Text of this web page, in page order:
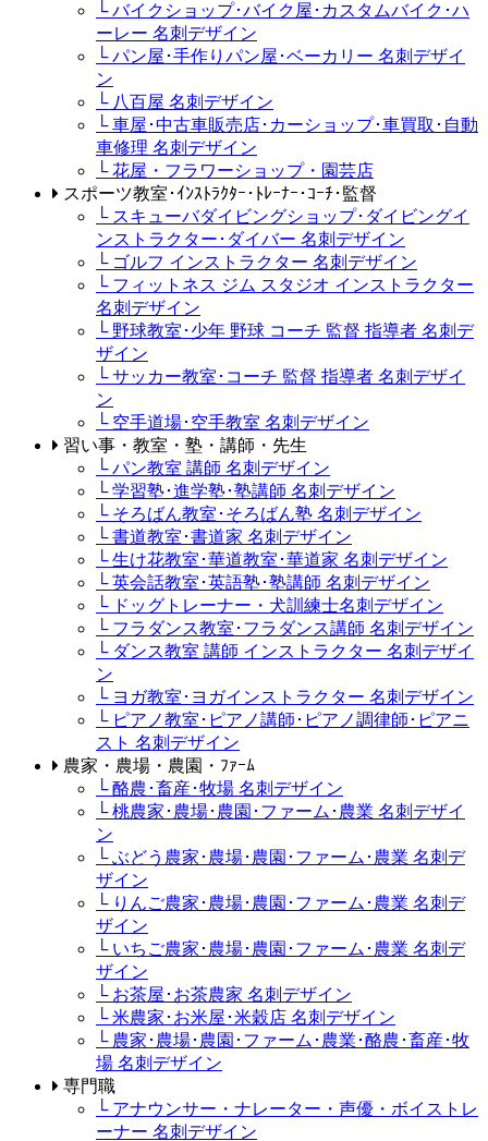
└ バイクショップ･バイク屋･カスタムバイク･ハ
ーレー 名刺デザイン
└ パン屋･手作りパン屋･ベーカリー 名刺デザイ
ン
└ 八百屋 名刺デザイン
└ 車屋･中古車販売店･カーショップ･車買取･自動
車修理 名刺デザイン
└ 花屋・フラワーショップ・園芸店
スポーツ教室･ｲﾝｽﾄﾗｸﾀｰ･ﾄﾚｰﾅｰ･ｺｰﾁ･監督
└ スキューバダイビングショップ･ダイビングイ
ンストラクター･ダイバー 名刺デザイン
└ ゴルフ インストラクター 名刺デザイン
└ フィットネス ジム スタジオ インストラクター
名刺デザイン
└ 野球教室･少年 野球 コーチ 監督 指導者 名刺デ
ザイン
└ サッカー教室･コーチ 監督 指導者 名刺デザイ
ン
└ 空手道場･空手教室 名刺デザイン
習い事・教室・塾・講師・先生
└ パン教室 講師 名刺デザイン
└ 学習塾･進学塾･塾講師 名刺デザイン
└ そろばん教室･そろばん塾 名刺デザイン
└ 書道教室･書道家 名刺デザイン
└ 生け花教室･華道教室･華道家 名刺デザイン
└ 英会話教室･英語塾･塾講師 名刺デザイン
└ ドッグトレーナー・犬訓練士名刺デザイン
└ フラダンス教室･フラダンス講師 名刺デザイン
└ ダンス教室 講師 インストラクター 名刺デザイ
ン
└ ヨガ教室･ヨガインストラクター 名刺デザイン
└ ピアノ教室･ピアノ講師･ピアノ調律師･ピアニ
スト 名刺デザイン
農家・農場・農園・ﾌｧｰﾑ
└ 酪農･畜産･牧場 名刺デザイン
└ 桃農家･農場･農園･ファーム･農業 名刺デザイ
ン
└ ぶどう農家･農場･農園･ファーム･農業 名刺デ
ザイン
└ りんご農家･農場･農園･ファーム･農業 名刺デ
ザイン
└ いちご農家･農場･農園･ファーム･農業 名刺デ
ザイン
└ お茶屋･お茶農家 名刺デザイン
└ 米農家･お米屋･米穀店 名刺デザイン
└ 農家･農場･農園･ファーム･農業･酪農･畜産･牧
場 名刺デザイン
専門職
└ アナウンサー・ナレーター・声優・ボイストレ
ーナー 名刺デザイン